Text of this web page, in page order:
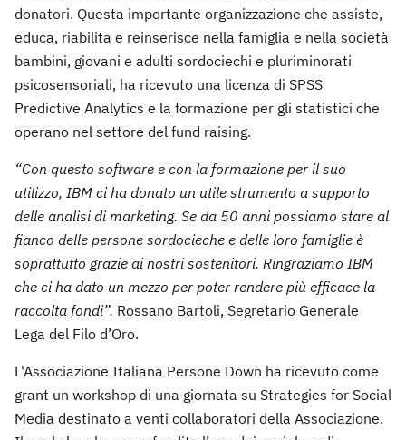
donatori. Questa importante organizzazione che assiste,
educa, riabilita e reinserisce nella famiglia e nella società
bambini, giovani e adulti sordociechi e pluriminorati
psicosensoriali, ha ricevuto una licenza di SPSS
Predictive Analytics e la formazione per gli statistici che
operano nel settore del fund raising.
“Con questo software e con la formazione per il suo
utilizzo, IBM ci ha donato un utile strumento a supporto
delle analisi di marketing. Se da 50 anni possiamo stare al
fianco delle persone sordocieche e delle loro famiglie è
soprattutto grazie ai nostri sostenitori. Ringraziamo IBM
che ci ha dato un mezzo per poter rendere più efficace la
raccolta fondi”. Rossano Bartoli, Segretario Generale
Lega del Filo d’Oro.
L'Associazione Italiana Persone Down ha ricevuto come
grant un workshop di una giornata su Strategies for Social
Media destinato a venti collaboratori della Associazione.